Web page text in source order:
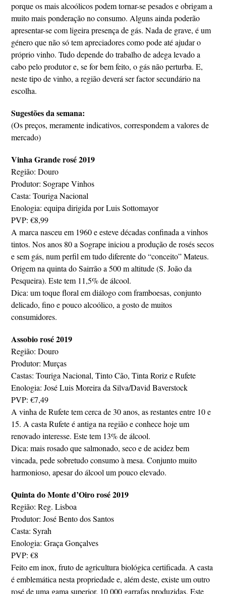
porque os mais alcoólicos podem tornar-se pesados e obrigam a
muito mais ponderação no consumo. Alguns ainda poderão
apresentar-se com ligeira presença de gás. Nada de grave, é um
género que não só tem apreciadores como pode até ajudar o
próprio vinho. Tudo depende do trabalho de adega levado a
cabo pelo produtor e, se for bem feito, o gás não perturba. E,
neste tipo de vinho, a região deverá ser factor secundário na
escolha.
Sugestões da semana:
(Os preços, meramente indicativos, correspondem a valores de
mercado)
Vinha Grande rosé 2019
Região: Douro
Produtor: Sogrape Vinhos
Casta: Touriga Nacional
Enologia: equipa dirigida por Luis Sottomayor
PVP: €8,99
A marca nasceu em 1960 e esteve décadas confinada a vinhos
tintos. Nos anos 80 a Sogrape iniciou a produção de rosés secos
e sem gás, num perfil em tudo diferente do “conceito” Mateus.
Origem na quinta do Sairrão a 500 m altitude (S. João da
Pesqueira). Este tem 11,5% de álcool.
Dica: um toque floral em diálogo com framboesas, conjunto
delicado, fino e pouco alcoólico, a gosto de muitos
consumidores.
Assobio rosé 2019
Região: Douro
Produtor: Murças
Castas: Touriga Nacional, Tinto Cão, Tinta Roriz e Rufete
Enologia: José Luis Moreira da Silva/David Baverstock
PVP: €7,49
A vinha de Rufete tem cerca de 30 anos, as restantes entre 10 e
15. A casta Rufete é antiga na região e conhece hoje um
renovado interesse. Este tem 13% de álcool.
Dica: mais rosado que salmonado, seco e de acidez bem
vincada, pede sobretudo consumo à mesa. Conjunto muito
harmonioso, apesar do álcool um pouco elevado.
Quinta do Monte d’Oiro rosé 2019
Região: Reg. Lisboa
Produtor: José Bento dos Santos
Casta: Syrah
Enologia: Graça Gonçalves
PVP: €8
Feito em inox, fruto de agricultura biológica certificada. A casta
é emblemática nesta propriedade e, além deste, existe um outro
rosé de uma gama superior. 10 000 garrafas produzidas. Este